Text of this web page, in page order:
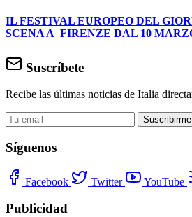
IL FESTIVAL EUROPEO DEL
SCENA A FIRENZE DAL 10
Suscríbete
Recibe las últimas noticias de Italia
Suscribirme
Síguenos
Facebook Twitter YouTube
Publicidad